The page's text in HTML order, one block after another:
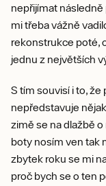
nepřijímat
mi třeba vážně
rekonstrukce poté,
jednu z největších
S tím souvisí i to,
nepředstavuje
zimě se na dlažbě
boty nosím ven tak
zbytek roku se mi
proč bych se o ten